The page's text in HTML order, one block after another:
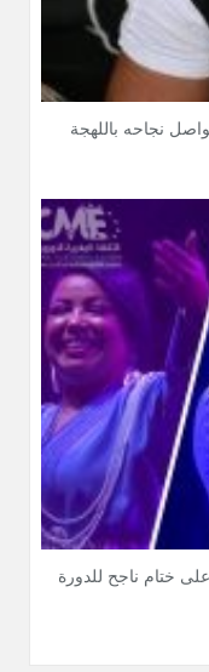
نجاحه باللهجة
ختام ناجح للدورة